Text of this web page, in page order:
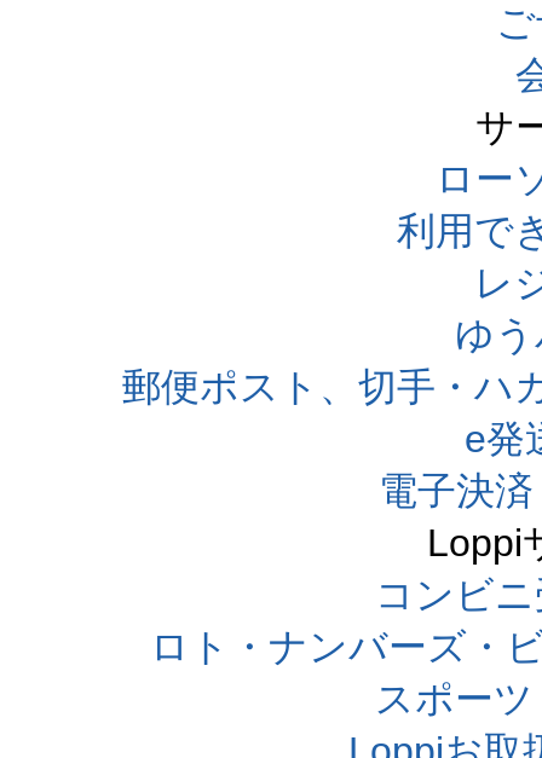
サ
ロー
利用で
レ
ゆ
郵便ポスト、切手・ハ
e発
電子決
Loppi
コンビ
ロト・ナンバーズ・
スポー